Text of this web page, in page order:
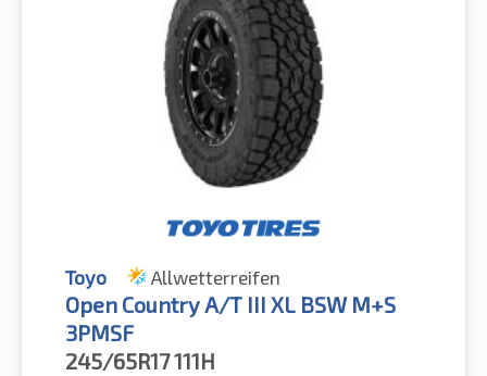
Toyo Allwetterreifen
Open Country A/T III XL BSW M+S
3PMSF
245/65R17111H